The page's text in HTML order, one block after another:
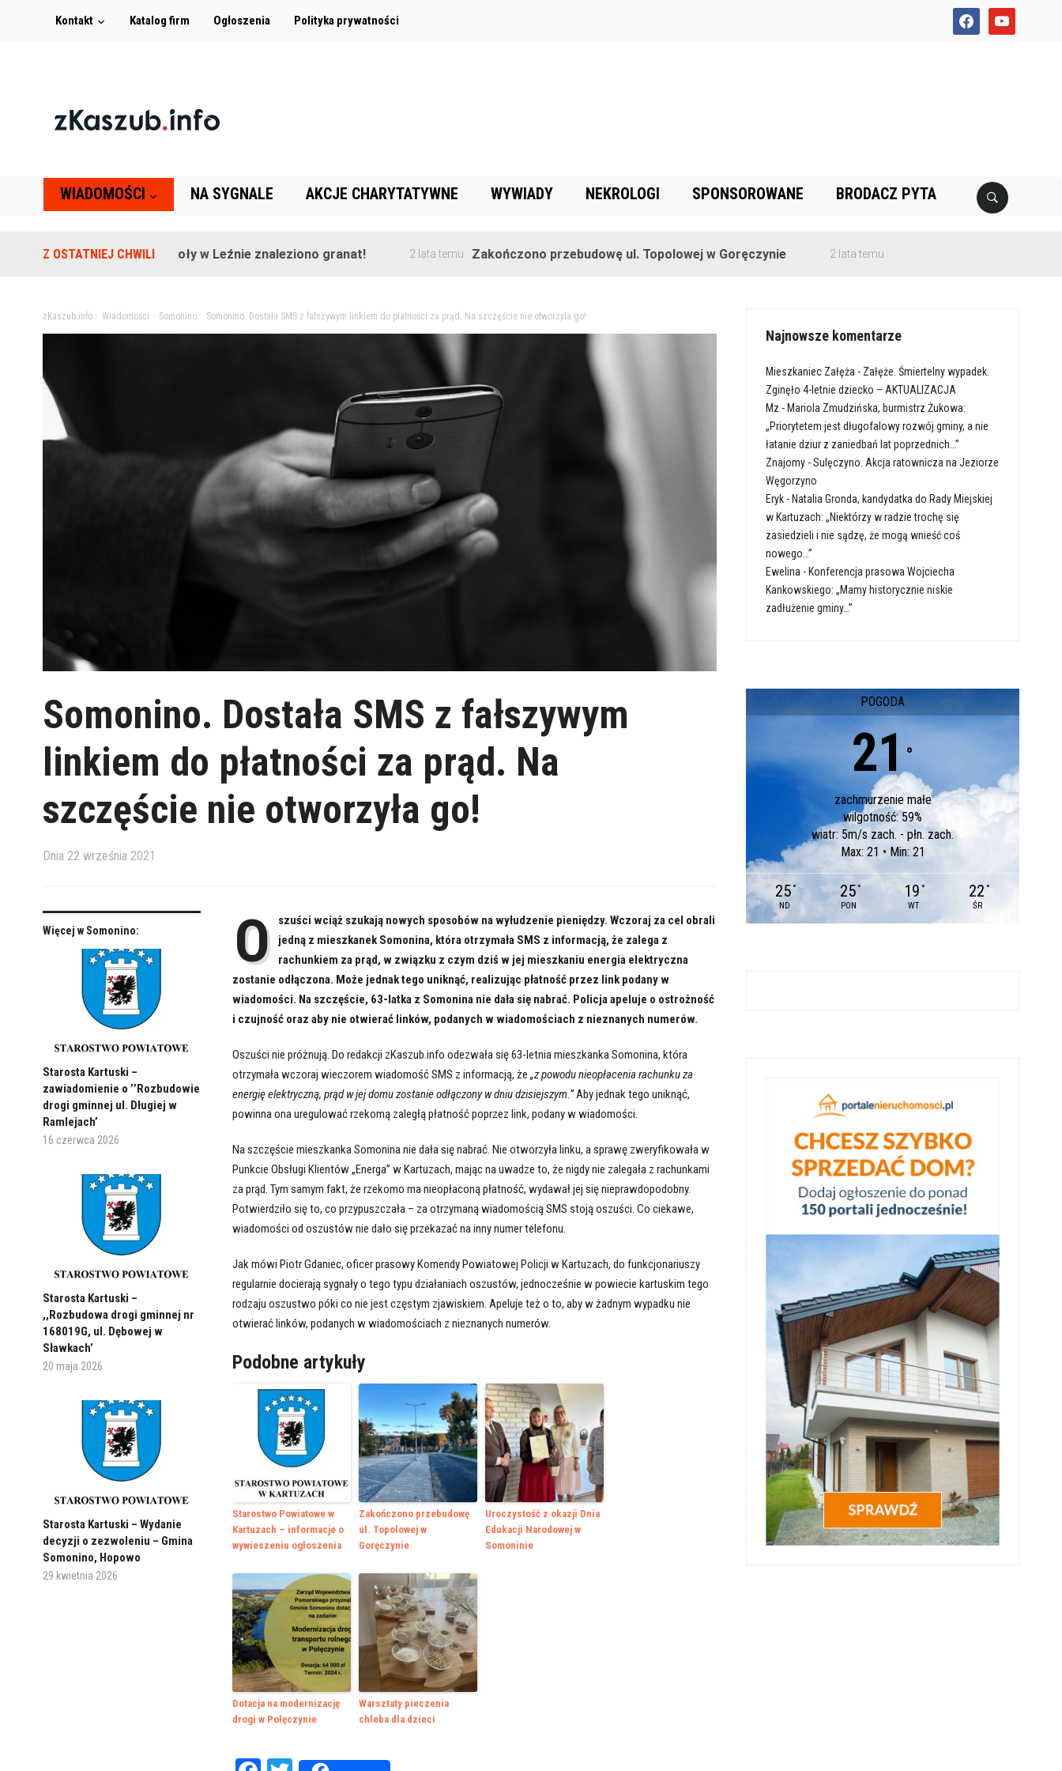
facebookyoutube
Kontakt Katalog firm Ogłoszenia Polityka prywatności
WIADOMOŚCI NA SYGNALE AKCJE CHARYTATYWNE WYWIADY NEKROLOGI SPONSOROWANE BRODACZ PYTA
Z OSTATNIEJ CHWILI
Na terenie szkoły w Leźnie znaleziono granat! 2 lata temu Zakończono przebudowę ul. Topolowej w Goręczynie 2 lata temu
zKaszub.info> Wiadomości Somonino> Somonino. Dostała SMS z fałszywym linkiem do płatności za prąd. Na szczęście nie otworzyła go!
Somonino. Dostała SMS z fałszywym
linkiem do płatności za prąd. Na
szczęście nie otworzyła go!
Dnia 22 września 2021
Więcej w Somonino:
Starosta Kartuski –
zawiadomienie o ’’Rozbudowie
drogi gminnej ul. Długiej w
Ramlejach’
16 czerwca 2026
Starosta Kartuski –
,,Rozbudowa drogi gminnej nr
168019G, ul. Dębowej w
Sławkach’
20 maja 2026
Starosta Kartuski – Wydanie
decyzji o zezwoleniu – Gmina
Somonino, Hopowo
29 kwietnia 2026
O
szuści wciąż szukają nowych sposobów na wyłudzenie pieniędzy. Wczoraj za cel obrali
jedną z mieszkanek Somonina, która otrzymała SMS z informacją, że zalega z
rachunkiem za prąd, w związku z czym dziś w jej mieszkaniu energia elektryczna
zostanie odłączona. Może jednak tego uniknąć, realizując płatność przez link podany w
wiadomości. Na szczęście, 63-latka z Somonina nie dała się nabrać. Policja apeluje o ostrożność
i czujność oraz aby nie otwierać linków, podanych w wiadomościach z nieznanych numerów.
Oszuści nie próżnują. Do redakcji zKaszub.info odezwała się 63-letnia mieszkanka Somonina, która
otrzymała wczoraj wieczorem wiadomość SMS z informacją, że „z powodu nieopłacenia rachunku za
energię elektryczną, prąd w jej domu zostanie odłączony w dniu dzisiejszym.”Aby jednak tego uniknąć,
powinna ona uregulować rzekomą zaległą płatność poprzez link, podany w wiadomości.
Na szczęście mieszkanka Somonina nie dała się nabrać. Nie otworzyła linku, a sprawę zweryfikowała w
Punkcie Obsługi Klientów „Energa” w Kartuzach, mając na uwadze to, że nigdy nie zalegała z rachunkami
za prąd. Tym samym fakt, że rzekomo ma nieopłaconą płatność, wydawał jej się nieprawdopodobny.
Potwierdziło się to, co przypuszczała – za otrzymaną wiadomością SMS stoją oszuści. Co ciekawe,
wiadomości od oszustów nie dało się przekazać na inny numer telefonu.
Jak mówi Piotr Gdaniec, oficer prasowy Komendy Powiatowej Policji w Kartuzach, do funkcjonariuszy
regularnie docierają sygnały o tego typu działaniach oszustów, jednocześnie w powiecie kartuskim tego
rodzaju oszustwo póki co nie jest częstym zjawiskiem. Apeluje też o to, aby w żadnym wypadku nie
otwierać linków, podanych w wiadomościach z nieznanych numerów.
Podobne artykuły
Starostwo Powiatowe w
Kartuzach – informacje o
wywieszeniu ogłoszenia
Zakończono przebudowę
ul. Topolowej w
Goręczynie
Uroczystość z okazji Dnia
Edukacji Narodowej w
Somoninie
Dotacja na modernizację
drogi w Połęczynie
Warsztaty pieczenia
chleba dla dzieci
Najnowsze komentarze
Mieszkaniec Załęża - Załęże. Śmiertelny wypadek.
Zginęło 4-letnie dziecko – AKTUALIZACJA
Mz - Mariola Zmudzińska, burmistrz Żukowa:
„Priorytetem jest długofalowy rozwój gminy, a nie
łatanie dziur z zaniedbań lat poprzednich…”
Znajomy -Sulęczyno. Akcja ratownicza na Jeziorze
Węgorzyno
Eryk - Natalia Gronda, kandydatka do Rady Miejskiej
w Kartuzach: „Niektórzy w radzie trochę się
zasiedzieli i nie sądzę, że mogą wnieść coś
nowego…”
Ewelina - Konferencja prasowa Wojciecha
Kankowskiego: „Mamy historycznie niskie
zadłużenie gminy…”
POGODA
21 °
zachmurzenie małe
wilgotność: 59%
wiatr: 5m/s zach. - płn. zach.
Max: 21 • Min: 21
25 °
ND
25 °
PON
19 °
WT
22 °
ŚR